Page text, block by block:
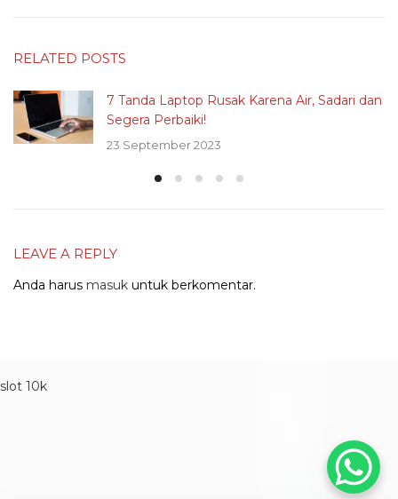
RELATED POSTS
7 Tanda Laptop Rusak Karena Air, Sadari dan
Segera Perbaiki!
23 September 2023
LEAVE A REPLY
Anda harus masuk untuk berkomentar.
slot 10k